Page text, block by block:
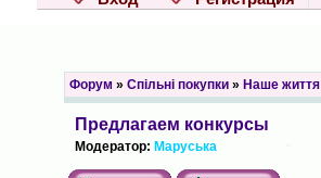
Форум » Спільні покупки» Наше життя
Предлагаем конкурсы
Модератор: Маруська